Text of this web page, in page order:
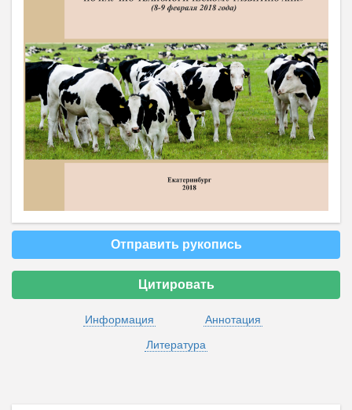
Отправить рукопись
Цитировать
Информация
Аннотация
Литература